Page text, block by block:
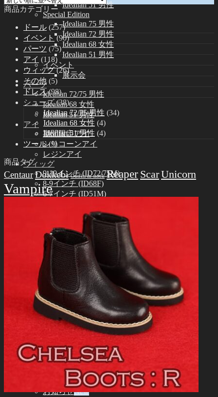
Idealian 51 男性
Special Edition
Idealian 75 男性
Idealian 72 男性
Idealian 68 女性
Idealian 51 男性
イベント
展示会
パーツ
Idealian 72/75 男性
Idealian 68 女性
Idealian 51 男性
アイ
期間限定アイ
シリコーンアイ
レジンアイ
ウィッグ
9-10インチ (ID72/75M)
8-9インチ (ID68F)
6-7インチ (ID51M)
Idealian 75 男性
Idealian 72 男性
Idealian 68 女性
Idealian 51 男性
シューズ
Idealian 72/75 男性
Idealian 68 女性
Idealian 51 男性
その他
その他のアクセサリー
スタンド ㆍバッグ
ツール
エステ用品
メイク用品
カスタム用品
つけまつげ
コミュニティー
お知らせ
商品カテゴリー
ドール (257)
イベント (90)
パーツ (75)
アイ (118)
ウィッグ (26)
その他 (5)
ドレス (98)
シューズ (38)
Idealian 72/75 男性 (34)
Idealian 68 女性 (4)
Idealian 51 男性 (4)
ツール (9)
商品タグ
CentaurDokkebi Outfits in stock Reaper ScarUnicorn
Vampire